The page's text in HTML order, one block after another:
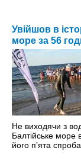
Увійшов в
море за 56
Не виходячи з
Балтійське море
його пʼята